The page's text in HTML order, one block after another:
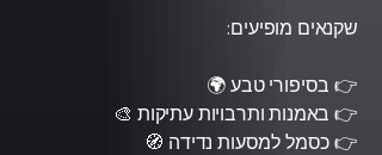
שקנאים מופיעים:
👉 בסיפורי טבע 🌍
👉 באמנות ותרבויות עתיקות 🎨
👉 כסמל למסעות נדידה 🧭